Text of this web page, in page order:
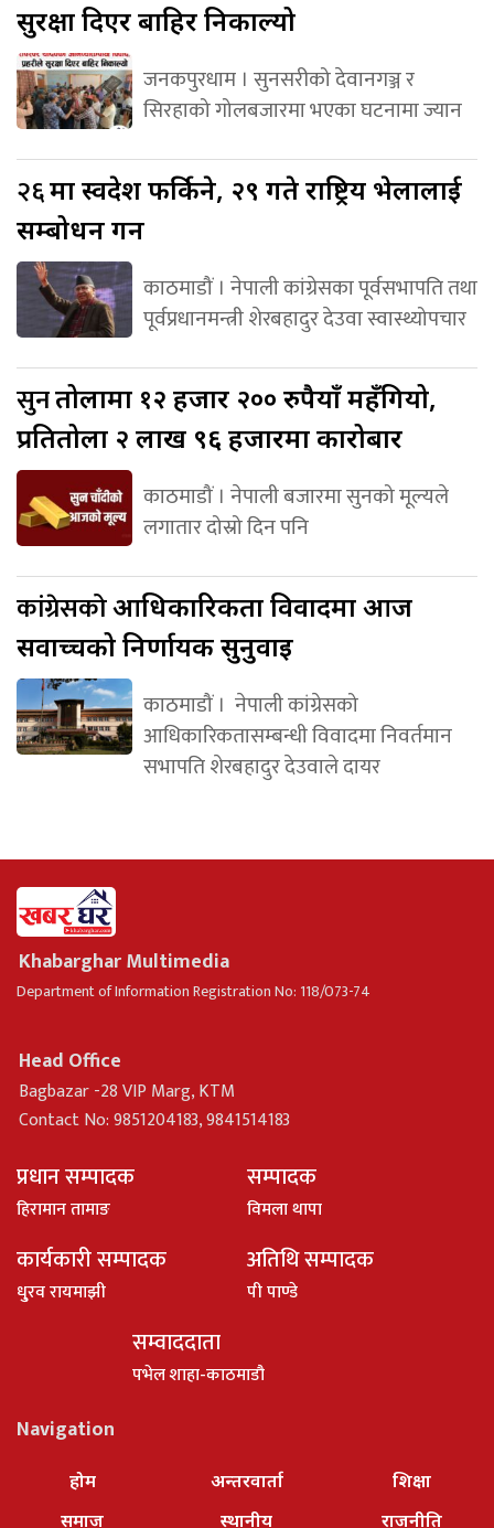
सुरक्षा दिएर बाहिर निकाल्यो
जनकपुरधाम । सुनसरीको देवानगञ्ज र
सिरहाको गोलबजारमा भएका घटनामा ज्यान
२६मा स्वदेश फर्किने, २९ गते राष्ट्रिय भेलालाई
सम्बोधन गर्ने
काठमाडौं । नेपाली कांग्रेसका पूर्वसभापति तथा
पूर्वप्रधानमन्त्री शेरबहादुर देउवा स्वास्थ्योपचार
सुनतोलामा १२ हजार २०० रुपैयाँ महँगियो,
प्रतितोला २ लाख ९६ हजारमा कारोबार
काठमाडौं । नेपाली बजारमा सुनको मूल्यले
लगातार दोस्रो दिन पनि
कांग्रेसकोआधिकारिकता विवादमा आज
सर्वोच्चको निर्णायक सुनुवाइ
काठमाडौं । नेपाली कांग्रेसको
आधिकारिकतासम्बन्धी विवादमा निवर्तमान
सभापति शेरबहादुर देउवाले दायर
Khabarghar Multimedia
Department of Information Registration No: 118/073-74
Head Office
Bagbazar -28 VIP Marg, KTM
Contact No: 9851204183, 9841514183
प्रधान सम्पादक
हिरामान तामाङ
सम्पादक
विमला थापा
कार्यकारी सम्पादक
धु्रव रायमाझी
अतिथि सम्पादक
पी पाण्डे
सम्वाददाता
पभेल शाहा-काठमाडौ
Navigation
होम
समाज
अन्तरवार्ता
स्थानीय
शिक्षा
राजनीति